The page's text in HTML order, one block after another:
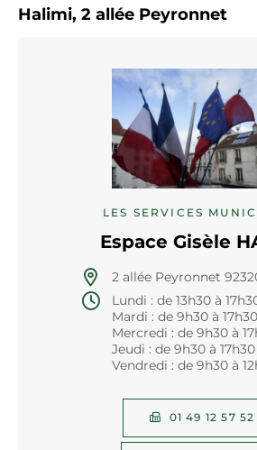
Halimi, 2 allée Peyronnet
LES SERVICES
Espace Gisèle
2 allée Peyronnet
Lundi : de 13h30 à
Mardi : de 9h30 à 17h30
Mercredi : de 9h30 à
Jeudi : de 9h30 à 17h30
Vendredi : de 9h30 à
01 49 12 57 52